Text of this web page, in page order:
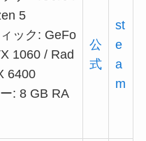
5
ック: GeFo
1060 / Rad
6400
: 8 GB RA
公
式
st
e
a
m